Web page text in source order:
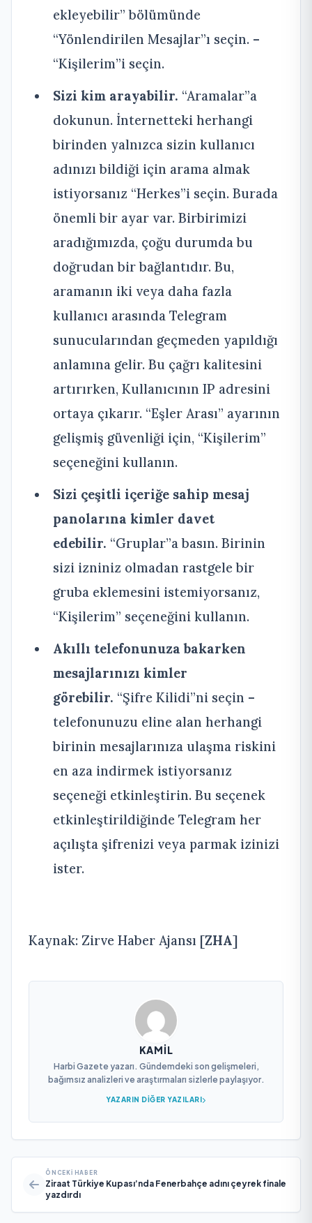
ekleyebilir” bölümünde
“Yönlendirilen Mesajlar”ı seçin. –
“Kişilerim”i seçin.
Sizi kim arayabilir. “Aramalar”a
dokunun. İnternetteki herhangi
birinden yalnızca sizin kullanıcı
adınızı bildiği için arama almak
istiyorsanız “Herkes”i seçin. Burada
önemli bir ayar var. Birbirimizi
aradığımızda, çoğu durumda bu
doğrudan bir bağlantıdır. Bu,
aramanın iki veya daha fazla
kullanıcı arasında Telegram
sunucularından geçmeden yapıldığı
anlamına gelir. Bu çağrı kalitesini
artırırken, Kullanıcının IP adresini
ortaya çıkarır. “Eşler Arası” ayarının
gelişmiş güvenliği için, “Kişilerim”
seçeneğini kullanın.
Sizi çeşitli içeriğe sahip mesaj
panolarına kimler davet
edebilir. “Gruplar”a basın. Birinin
sizi izniniz olmadan rastgele bir
gruba eklemesini istemiyorsanız,
“Kişilerim” seçeneğini kullanın.
Akıllı telefonunuza bakarken
mesajlarınızı kimler
görebilir. “Şifre Kilidi”ni seçin –
telefonunuzu eline alan herhangi
birinin mesajlarınıza ulaşma riskini
en aza indirmek istiyorsanız
seçeneği etkinleştirin. Bu seçenek
etkinleştirildiğinde Telegram her
açılışta şifrenizi veya parmak izinizi
ister.
Kaynak: Zirve Haber Ajansı [ZHA]
KAMIL
Harbi Gazete yazarı. Gündemdeki son gelişmeleri,
bağımsız analizleri ve araştırmaları sizlerle paylaşıyor.
YAZARIN DIĞER YAZILARI
ÖNCEKI HABER
Ziraat Türkiye Kupası’nda Fenerbahçe adını çeyrek finale
yazdırdı